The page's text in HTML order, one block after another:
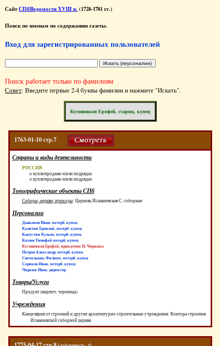
СайтСПбВедомости XVIII в. (1728-1781 гг.)
Поиск по именам по содержанию газеты.
Вход для зарегистрированных пользователей
Поиск работает только по фамилиям
Совет: Введите первые 2-4 буквы фамилии и нажмите "Искать".
Кусовников Ерофей, стариц. купец
1763-01-10 стр.7
Страны и виды деятельности
РОССИЯ
о купле/продаже и/или подрядах
о купле/продаже и/или подрядах
Топографические объекты СПб
Соборы, церкви, приходы: Церковь Исаакиевская С. соборная
Персоналии
Дьяконов Иван, петерб. купец
Калитин Ермолай, петерб. купец
Капустин Кузьма, петерб. купец
Козлов Тимофей петерб. купец
Кусовников Ерофей, приказчик И. Чиркина
Петров Александр, петерб. купец
Светильник Филипп, петерб. купец
Сериков Иван, петерб. купец
Чиркин Иван, директор
Товары/Услуги
Продукт (кирпич, черепица)
Учреждения
Канцелярия от строений и другие архитектурно-строительные учреждения: Контора строения
Исаакиевской соборной церкви